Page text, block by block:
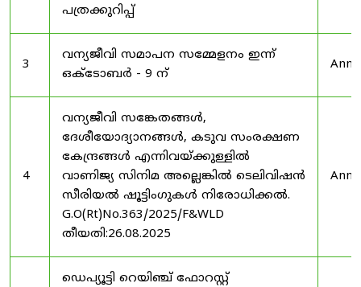
പത്രക്കുറിപ്പ്
3
വന്യജീവി സമാപന സമ്മേളനം ഇന്ന്
ഒക്ടോബർ - 9 ന്
4
വന്യജീവി സങ്കേതങ്ങൾ,
ദേശീയോദ്യാനങ്ങൾ, കടുവ സംരക്ഷണ
കേന്ദ്രങ്ങൾ എന്നിവയ്ക്കുള്ളിൽ
വാണിജ്യ സിനിമ അല്ലെങ്കിൽ ടെലിവിഷൻ
സീരിയൽ ഷൂട്ടിംഗുകൾ നിരോധിക്കൽ.
G.O(Rt)No.363/2025/F&WLD
തീയതി:26.08.2025
ഡെപ്യൂട്ടി റെയിഞ്ച് ഫോറസ്റ്റ്